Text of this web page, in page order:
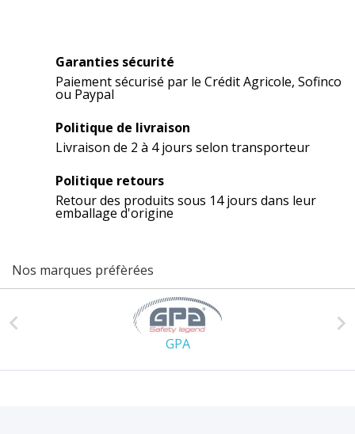
Garanties sécurité
Paiement sécurisé par le Crédit Agricole, Sofinco
ou Paypal
Politique de livraison
Livraison de 2 à 4 jours selon transporteur
Politique retours
Retour des produits sous 14 jours dans leur
emballage d'origine
Nos marques préfèrées

GPA
